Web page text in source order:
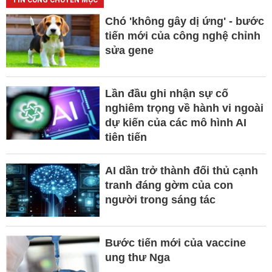
Chó 'không gây dị ứng' - bước
tiến mới của công nghệ chỉnh
sửa gene
Lần đầu ghi nhận sự cố
nghiêm trọng về hành vi ngoài
dự kiến của các mô hình AI
tiên tiến
AI dần trở thành đối thủ cạnh
tranh đáng gờm của con
người trong sáng tác
Bước tiến mới của vaccine
ung thư Nga